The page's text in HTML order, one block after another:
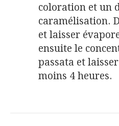
coloration et un
caramélisation.
et laisser
ensuite le
passata et
moins 4 heures.